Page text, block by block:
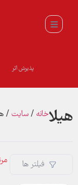
پذیرش اثر
هيلاخانه / سايت /
فیلتر ها